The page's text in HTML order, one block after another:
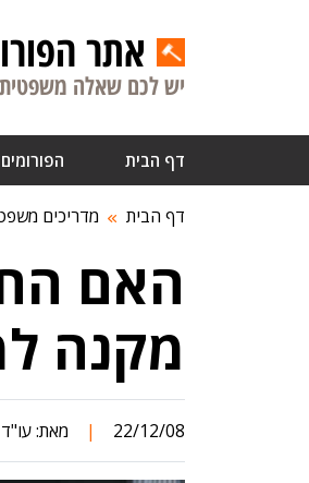
אתר
יש לכם שאלה
דף הבית
דף הבית מדריכים
האם
מקנה
22/12/08
| מאת: